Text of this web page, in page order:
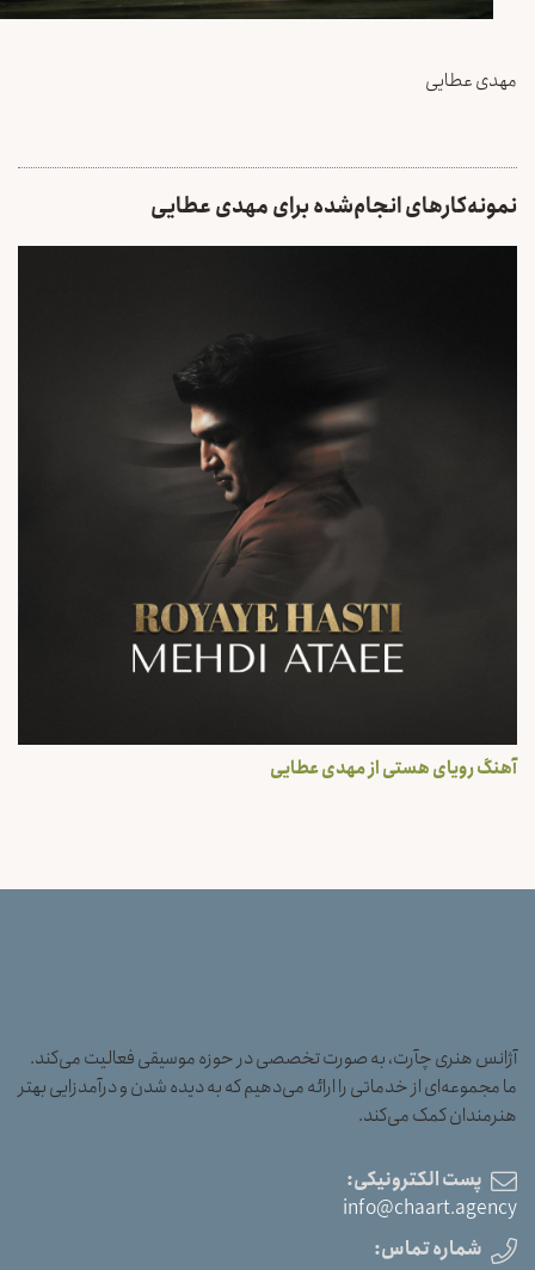
مهدی عطایی
نمونه‌کارهای انجام‌شده برای مهدی عطایی
آهنگ رویای هستی از مهدی عطایی
آژانس هنری چآرت، به صورت تخصصی در حوزه موسیقی فعالیت می‌کند.
ما مجموعه‌ای از خدماتی را ارائه می‌دهیم که به دیده شدن و درآمدزایی بهتر
هنرمندان کمک می‌کند.
پست الکترونیکی:
info@chaart.agency
شماره تماس: